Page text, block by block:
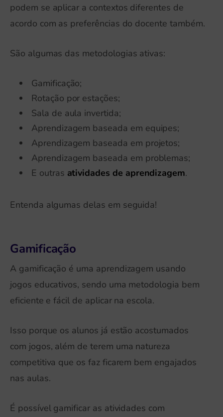
podem se aplicar a contextos diferentes de
acordo com as preferências do docente também.
São algumas das metodologias ativas:
Gamificação;
Rotação por estações;
Sala de aula invertida;
Aprendizagem baseada em equipes;
Aprendizagem baseada em projetos;
Aprendizagem baseada em problemas;
E outras atividades de aprendizagem.
Entenda algumas delas em seguida!
Gamificação
A gamificação é uma aprendizagem usando
jogos educativos, sendo uma metodologia bem
eficiente e fácil de aplicar na escola.
Isso porque os alunos já estão acostumados
com jogos, além de terem uma natureza
competitiva que os faz ficarem bem engajados
nas aulas.
É possível gamificar as atividades com